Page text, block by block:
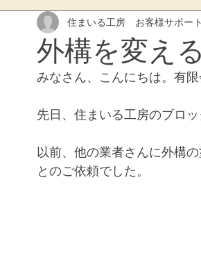
解体工事・不用品・遺品整理 増改築
生前整理・終活サポート 日々のお手
外構を変え
住まいる工房 お客様サポー
みなさん、こんにちは。有限
先日、住まいる工房のブロ
以前、他の業者さんに外構
とのご依頼でした。